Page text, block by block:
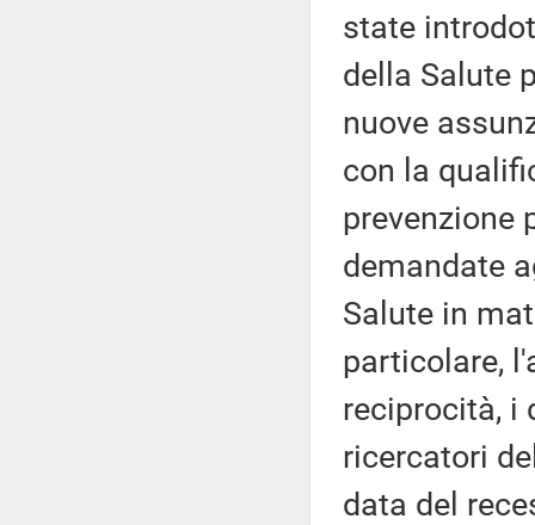
state
della Salute
nuove
con la
prevenzione
demandate
Salute in
particolare,
reciprocità, i
ricercatori
data del